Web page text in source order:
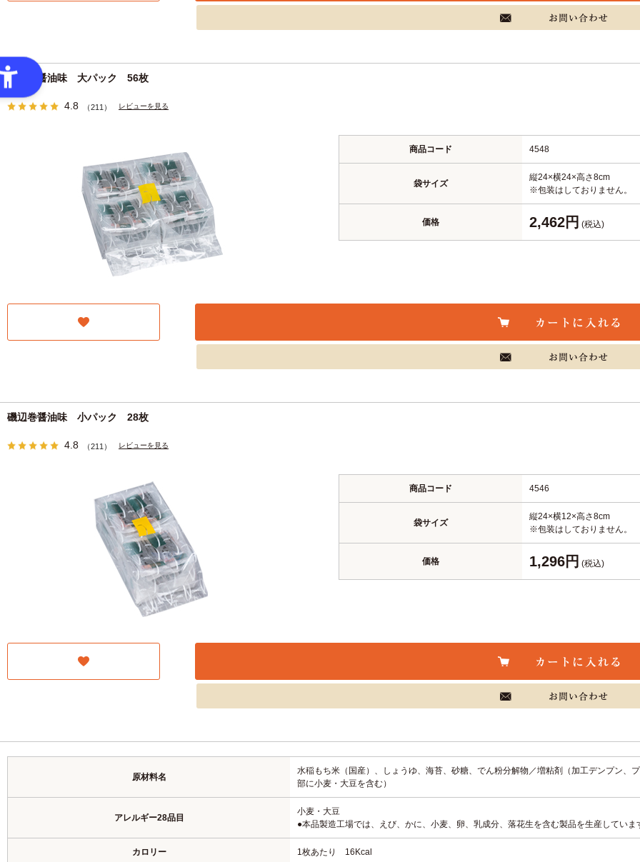
磯辺巻醤油味 大パック 56枚
4.8 （211） レビューを見る
商品コード 4548
袋サイズ
縦24×横24×高さ8cm
※包装はしておりません。
価格 2,462円 (税込)
磯辺巻醤油味 小パック 28枚
4.8 （211） レビューを見る
商品コード 4546
袋サイズ
縦24×横12×高さ8cm
※包装はしておりません。
価格 1,296円 (税込)
原材料名
水稲もち米（国産）、しょうゆ、海苔、砂糖、でん粉分解物／増粘剤（加工デンプン
部に小麦・大豆を含む）
アレルギー28品目
小麦・大豆
●本品製造工場では、えび、かに、小麦、卵、乳成分、落花生を含む製品を生産していま
カロリー 1枚あたり 16Kcal